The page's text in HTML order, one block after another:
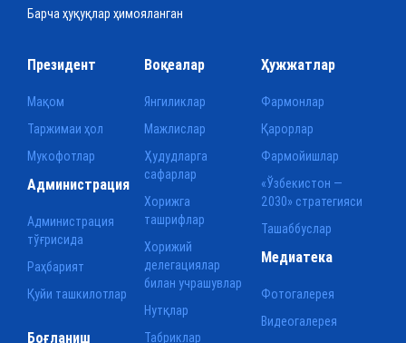
Барча ҳуқуқлар ҳимояланган
Президент
Мақом
Таржимаи ҳол
Мукофотлар
Воқеалар
Янгиликлар
Мажлислар
Ҳудудларга
сафарлар
Хорижга
ташрифлар
Хорижий
делегациялар
билан учрашувлар
Нутқлар
Табриклар
Ҳужжатлар
Фармонлар
Қарорлар
Фармойишлар
«Ўзбекистон —
2030» стратегияси
Ташаббуслар
Администрация
Администрация
тўғрисида
Раҳбарият
Қуйи ташкилотлар
Медиатека
Фотогалерея
Видеогалерея
Боғланиш